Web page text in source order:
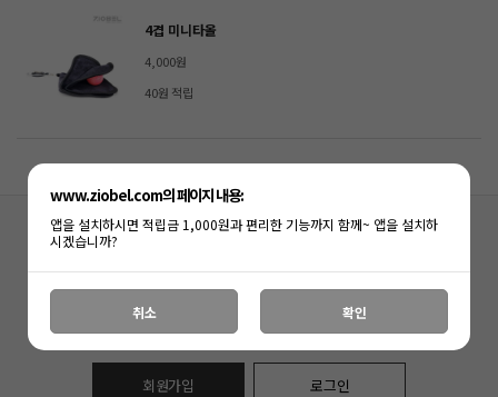
4겹 미니타올
4,000원
40원 적립
아직
지금 회원가입하시면, 다양한 혜택과 함께
즐거운 쇼핑을 하실수 있습니다.
회원가입 로그인
www.ziobel.com의 페이지 내용:
앱을 설치하시면 적립금 1,000원과 편리한 기능까지 함께~ 앱을 설치하
시겠습니까?
취소 확인